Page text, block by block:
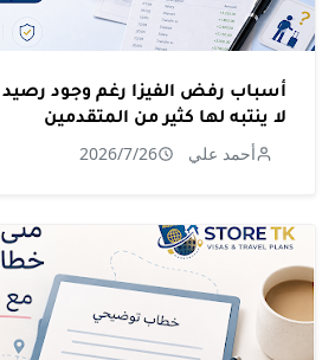
أسباب رفض الفيزا رغم وجود رصيد
لا ينتبه لها كثير من المتقدمين
أحمد علي 2026/7/26